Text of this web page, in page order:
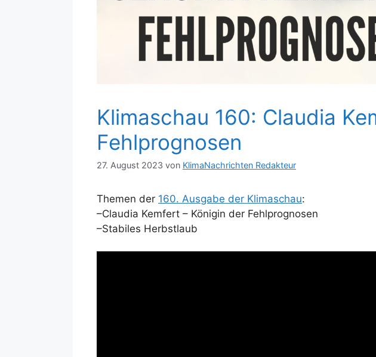
Klimaschau 160: Claudia
Fehlprognosen
27. August 2023 von KlimaNachrichten Redakteur
Themen der 160. Ausgabe der Klimaschau:
–Claudia Kemfert – Königin der Fehlprognosen
–Stabiles Herbstlaub